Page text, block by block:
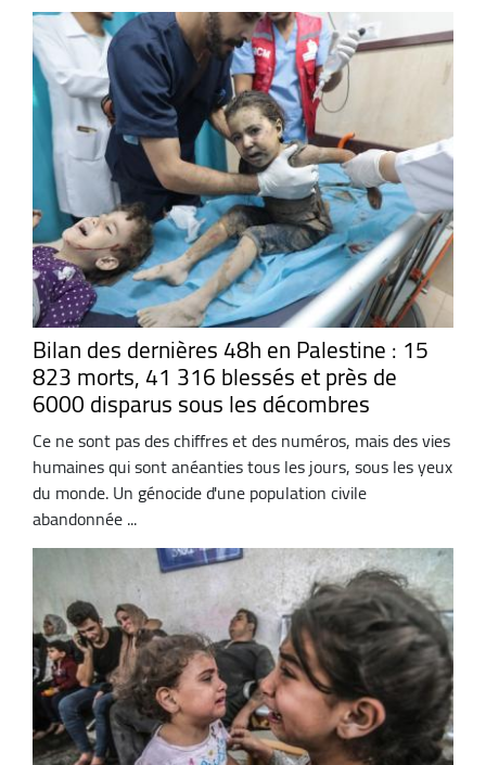
Bilan des dernières 48h en Palestine : 15
823 morts, 41 316 blessés et près de
6000 disparus sous les décombres
Ce ne sont pas des chiffres et des numéros, mais des vies
humaines qui sont anéanties tous les jours, sous les yeux
du monde. Un génocide d'une population civile
abandonnée ...